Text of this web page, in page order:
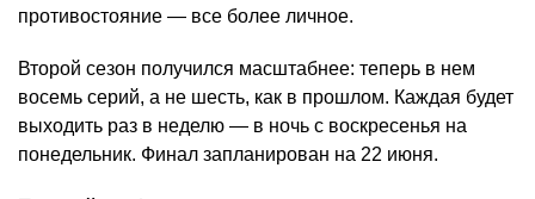
противостояние — все более личное.
Второй сезон получился масштабнее: теперь в нем
восемь серий, а не шесть, как в прошлом. Каждая будет
выходить раз в неделю — в ночь с воскресенья на
понедельник. Финал запланирован на 22 июня.